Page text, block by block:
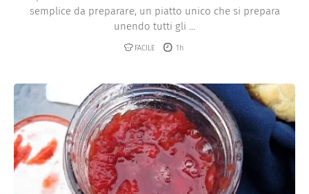
semplice da preparare, un piatto unico che si prepara
unendo tutti gli ...
FACILE 1h